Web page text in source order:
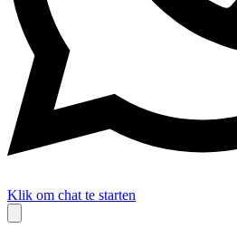
Klik om chat te starten